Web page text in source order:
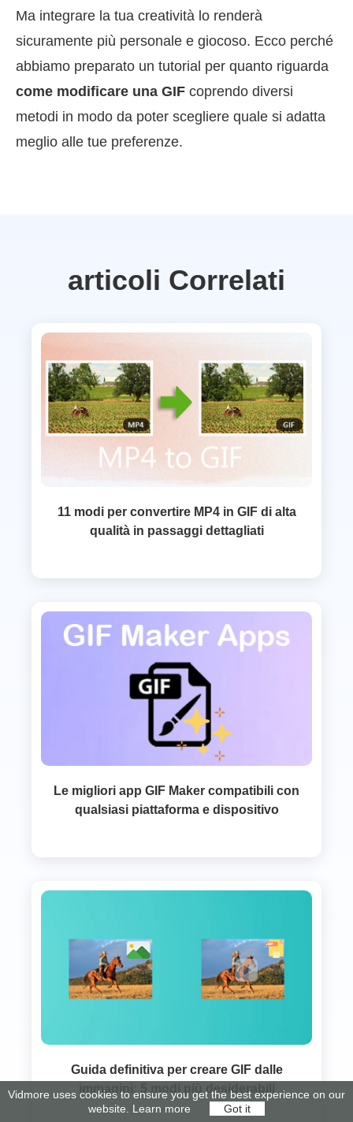
Ma integrare la tua creatività lo renderà
sicuramente più personale e giocoso. Ecco perché
abbiamo preparato un tutorial per quanto riguarda
come modificare una GIF coprendo diversi
metodi in modo da poter scegliere quale si adatta
meglio alle tue preferenze.
articoli Correlati
11 modi per convertire MP4 in GIF di alta
qualità in passaggi dettagliati
Le migliori app GIF Maker compatibili con
qualsiasi piattaforma e dispositivo
Guida definitiva per creare GIF dalle
immagini: 5 modi più desiderabili
Vidmore uses cookies to ensure you get the best experience on our
website. Learn more Got it